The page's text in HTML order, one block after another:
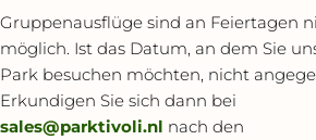
Gruppenausflüge sind an Feiertagen
möglich. Ist das Datum, an dem Sie
Park besuchen möchten, nicht
Erkundigen Sie sich dann bei
sales@parktivoli.nl nach den